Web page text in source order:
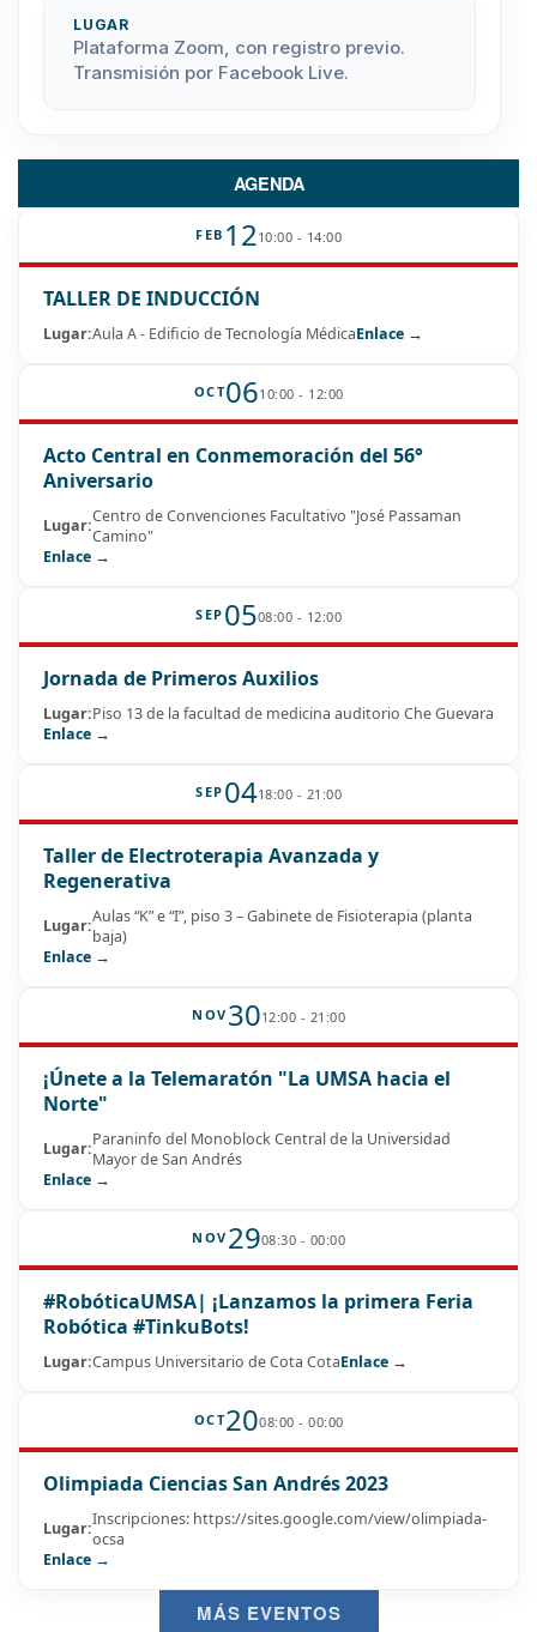
LUGAR
Plataforma Zoom, con registro previo.
Transmisión por Facebook Live.
AGENDA
FEB 1210:00 - 14:00
TALLER DE INDUCCIÓN
Lugar:Aula A - Edificio de Tecnología MédicaEnlace →
OCT0610:00 - 12:00
Acto Central en Conmemoración del 56°
Aniversario
Lugar:Centro de Convenciones Facultativo "José Passaman
Camino"
Enlace →
SEP 0508:00 - 12:00
Jornada de Primeros Auxilios
Lugar:Piso 13 de la facultad de medicina auditorio Che Guevara
Enlace →
SEP 0418:00 - 21:00
Taller de Electroterapia Avanzada y
Regenerativa
Lugar:Aulas “K” e “I”, piso 3 – Gabinete de Fisioterapia (planta
baja)
Enlace →
NOV 3012:00 - 21:00
¡Únete a la Telemaratón "La UMSA hacia el
Norte"
Lugar:Paraninfo del Monoblock Central de la Universidad
Mayor de San Andrés
Enlace →
NOV 2908:30 - 00:00
#RobóticaUMSA| ¡Lanzamos la primera Feria
Robótica #TinkuBots!
Lugar:Campus Universitario de Cota CotaEnlace →
OCT2008:00 - 00:00
Olimpiada Ciencias San Andrés 2023
Lugar:Inscripciones: https://sites.google.com/view/olimpiada-
ocsa
Enlace →
MÁS EVENTOS